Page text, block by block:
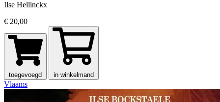
Ilse Hellinckx
€ 20,00
toegevoegd in winkelmand
Vlaams